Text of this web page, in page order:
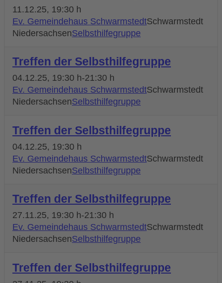
11.12.25, 19:30 h
Ev. Gemeindehaus SchwarmstedtSchwarmstedt
NiedersachsenSelbsthilfegruppe
Treffen der Selbsthilfegruppe
04.12.25, 19:30 h-21:30 h
Ev. Gemeindehaus SchwarmstedtSchwarmstedt
NiedersachsenSelbsthilfegruppe
Treffen der Selbsthilfegruppe
04.12.25, 19:30 h
Ev. Gemeindehaus SchwarmstedtSchwarmstedt
NiedersachsenSelbsthilfegruppe
Treffen der Selbsthilfegruppe
27.11.25, 19:30 h-21:30 h
Ev. Gemeindehaus SchwarmstedtSchwarmstedt
NiedersachsenSelbsthilfegruppe
Treffen der Selbsthilfegruppe